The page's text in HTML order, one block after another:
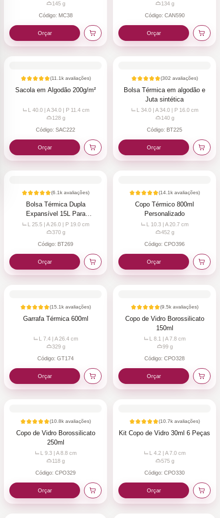
145g
Código: MC38
Orçar
134g
Código: CAN590
Orçar
(11.1kavaliações)
Sacola em Algodão 200g/m²
L 40.0 | A 34.0 | P 11.4cm
128g
Código: SAC222
Orçar
(302 avaliações)
Bolsa Térmica em algodão e
Juta sintética
L 34.0 | A 34.0 | P 16.0 cm
140g
Código: BT225
Orçar
(6.1k avaliações)
Bolsa Térmica Dupla
Expansível 15L Para
Personalizar
L 25.5 | A 26.0 | P 19.0 cm
370g
Código: BT269
Orçar
(14.1k avaliações)
Copo Térmico 800ml
Personalizado
L 10.3 | A 20.7 cm
452g
Código: CPO396
Orçar
(15.1k avaliações)
Garrafa Térmica 600ml
L 7.4 | A 26.4 cm
329g
Código: GT174
Orçar
(9.5k avaliações)
Copo de Vidro Borossilicato
150ml
L 8.1 | A 7.8 cm
99g
Código: CPO328
Orçar
(10.8k avaliações)
Copo de Vidro Borossilicato
250ml
L 9.3 | A 8.8 cm
118 g
Código: CPO329
Orçar
(10.7k avaliações)
Kit Copo de Vidro 30ml 6 Peças
L 4.2 | A 7.0 cm
575g
Código: CPO330
Orçar